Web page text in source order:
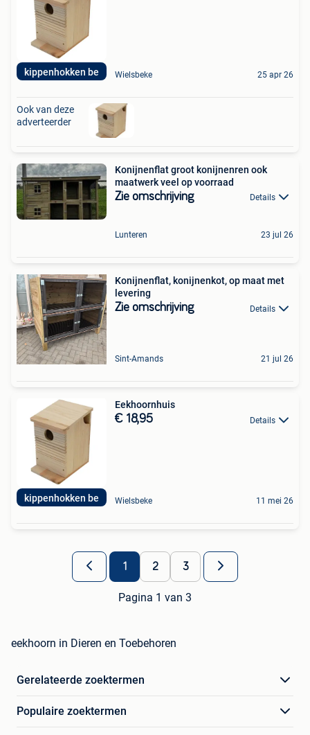
kippenhokken be Wielsbeke 25 apr 26
Ook van deze
adverteerder
Konijnenflat groot konijnenren ook
maatwerk veel op voorraad
Zie omschrijving Details
Lunteren 23 jul 26
Konijnenflat, konijnenkot, op maat met
levering
Zie omschrijving Details
Sint-Amands 21 jul 26
kippenhokken be
Eekhoornhuis
€ 18,95 Details
Wielsbeke 11 mei 26
1 2 3
Pagina 1 van 3
eekhoorn in Dieren en Toebehoren
Gerelateerde zoektermen
Populaire zoektermen